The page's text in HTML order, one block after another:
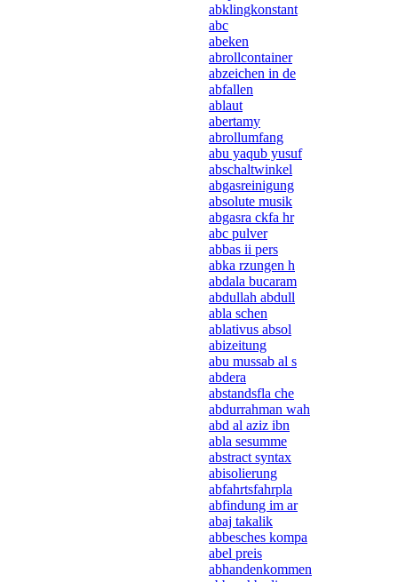
abklingkonstant
abc
abeken
abrollcontainer
abzeichen in de
abfallen
ablaut
abertamy
abrollumfang
abu yaqub yusuf
abschaltwinkel
abgasreinigung
absolute musik
abgasra ckfa hr
abc pulver
abbas ii pers
abka rzungen h
abdala bucaram
abdullah abdull
abla schen
ablativus absol
abizeitung
abu mussab al s
abdera
abstandsfla che
abdurrahman wah
abd al aziz ibn
abla sesumme
abstract syntax
abisolierung
abfahrtsfahrpla
abfindung im ar
abaj takalik
abbesches kompa
abel preis
abhandenkommen